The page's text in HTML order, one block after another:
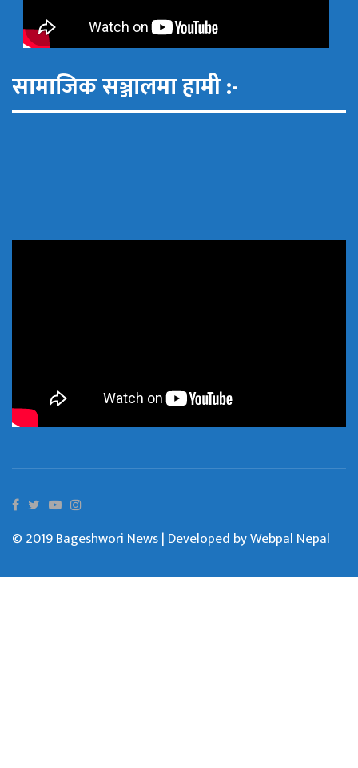
सामाजिक सञ्जालमा हामी :-
© 2019 Bageshwori News | Developed byWebpal Nepal